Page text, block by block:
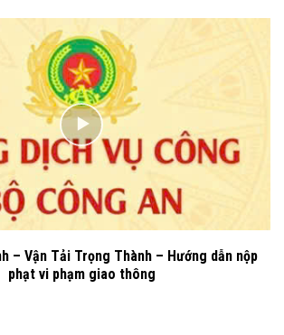
– Vận Tải Trọng Thành – Hướng dẫn nộp
phạt vi phạm giao thông